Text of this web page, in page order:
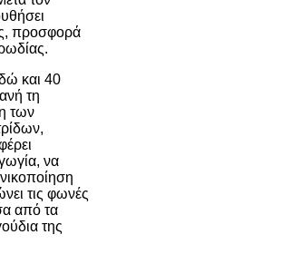
προσφορά
και 40
τη
των
να
τις φωνές
από τα
της